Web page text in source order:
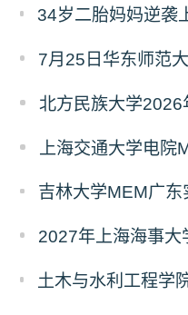
上海交通大学电院